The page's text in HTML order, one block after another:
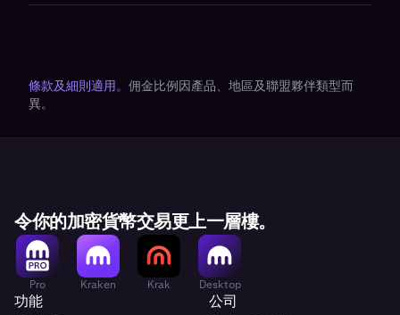
全面支援。
條款及細則適用。 佣金比例因產品、地區及聯盟夥伴類型而
異。
令你的加密貨幣交易更上一層樓。
Pro Kraken Krak Desktop
功能 公司